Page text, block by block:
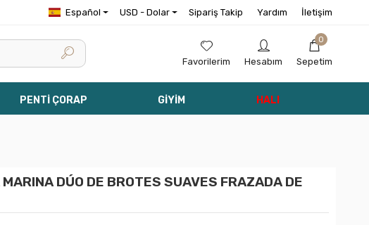
Español USD - Dolar Sipariş Takip Yardım İletişim
Favorilerim Hesabım
0
Sepetim
PENTİ ÇORAP GİYİM HALI
DÚO DE BROTES SUAVES FRAZADA DE